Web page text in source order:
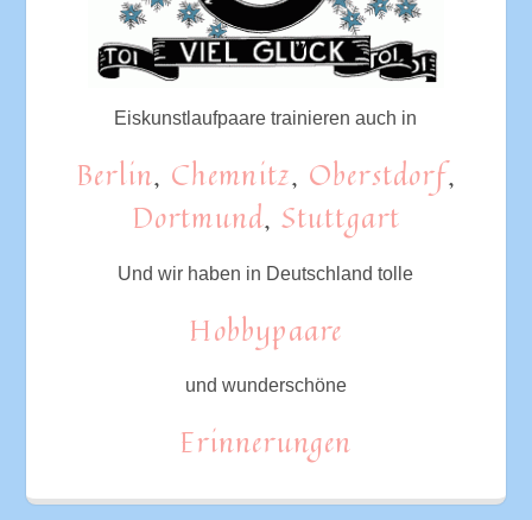
Eiskunstlaufpaare trainieren auch in
Berlin, Chemnitz, Oberstdorf,
Dortmund, Stuttgart
Und wir haben in Deutschland tolle
Hobbypaare
und wunderschöne
Erinnerungen